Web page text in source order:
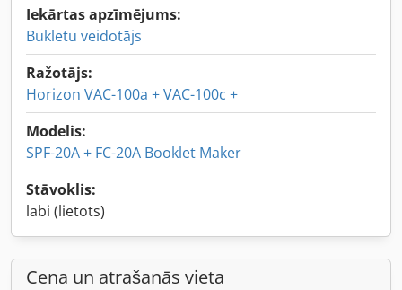
Iekārtas apzīmējums:
Bukletu veidotājs
Ražotājs:
Horizon VAC-100a + VAC-100c +
Modelis:
SPF-20A + FC-20A Booklet Maker
Stāvoklis:
labi (lietots)
Cena un atrašanās vieta